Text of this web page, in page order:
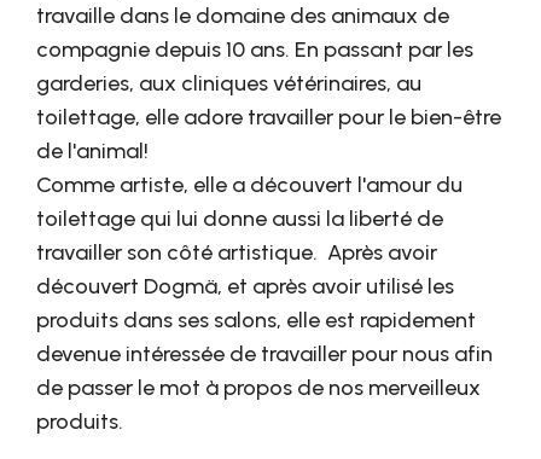
travaille dans le domaine des animaux de
compagnie depuis 10 ans. En passant par les
garderies, aux cliniques vétérinaires, au
toilettage, elle adore travailler pour le bien-être
de l'animal!
Comme artiste, elle a découvert l'amour du
toilettage qui lui donne aussi la liberté de
travailler son côté artistique. Après avoir
découvert Dogmä, et après avoir utilisé les
produits dans ses salons, elle est rapidement
devenue intéressée de travailler pour nous afin
de passer le mot à propos de nos merveilleux
produits.